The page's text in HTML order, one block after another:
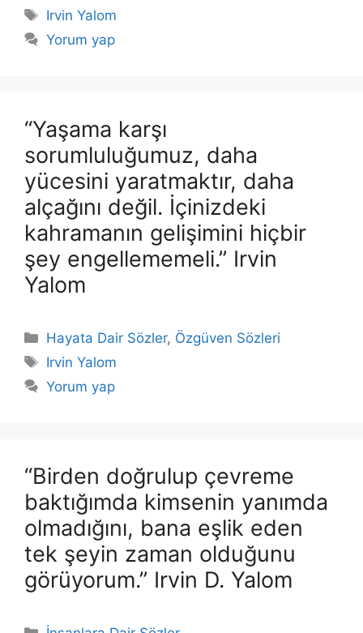
Etiketler
Irvin Yalom
Yorum yap
“Yaşama karşı
sorumluluğumuz, daha
yücesini yaratmaktır, daha
alçağını değil. İçinizdeki
kahramanın gelişimini hiçbir
şey engellememeli.” Irvin
Yalom
Kategoriler
Hayata Dair Sözler, Özgüven Sözleri
Etiketler
Irvin Yalom
Yorum yap
“Birden doğrulup çevreme
baktığımda kimsenin yanımda
olmadığını, bana eşlik eden
tek şeyin zaman olduğunu
görüyorum.” Irvin D. Yalom
Kategoriler